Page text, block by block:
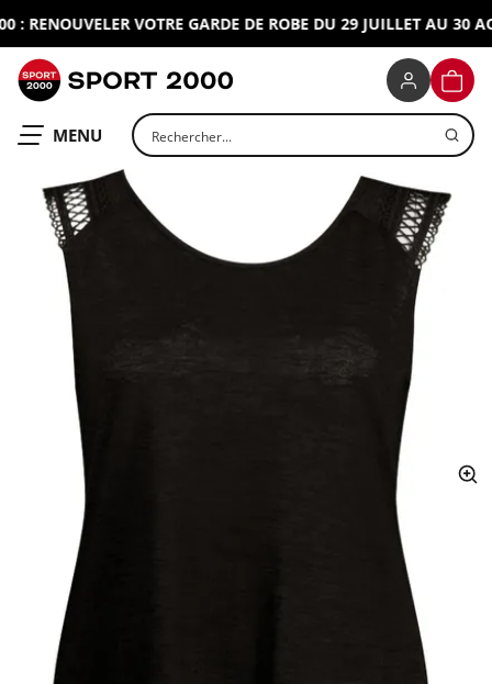
: RENOUVELER VOTRE GARDE DE ROBE DU 29 JUILLET AU 30
OUVRIR LE
MENU Rechercher un produit